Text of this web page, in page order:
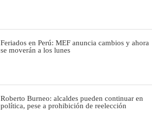
Feriados en Perú: MEF anuncia cambios y ahora
se moverán a los lunes
Roberto Burneo: alcaldes pueden continuar en
política, pese a prohibición de reelección